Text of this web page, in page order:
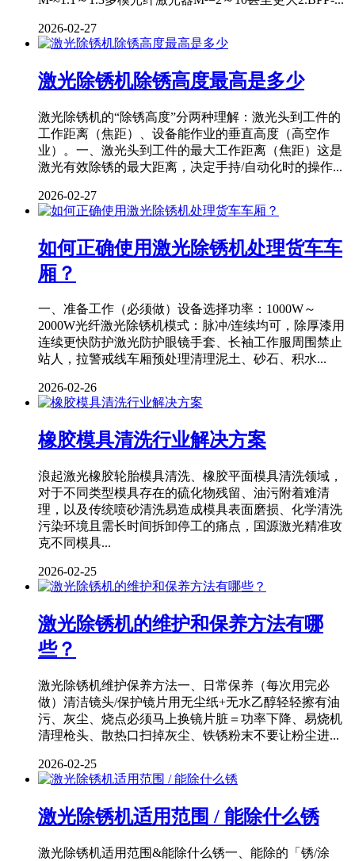
2026-02-27
激光除锈机除锈高度最高是多少
激光除锈机的“除锈高度”分两种理解：激光头到工件的
工作距离（焦距）、设备能作业的垂直高度（高空作
业）。一、激光头到工件的最大工作距离（焦距）这是
激光有效除锈的最大距离，决定手持/自动化时的操作...
2026-02-27
如何正确使用激光除锈机处理货车车
厢？
一、准备工作（必须做）设备选择功率：1000W～
2000W光纤激光除锈机模式：脉冲/连续均可，除厚漆用
连续更快防护激光防护眼镜手套、长袖工作服周围禁止
站人，拉警戒线车厢预处理清理泥土、砂石、积水...
2026-02-26
橡胶模具清洗行业解决方案
浪起激光橡胶轮胎模具清洗、橡胶平面模具清洗领域，
对于不同类型模具存在的硫化物残留、油污附着难清
理，以及传统喷砂清洗易造成模具表面磨损、化学清洗
污染环境且需长时间拆卸停工的痛点，国源激光精准攻
克不同模具...
2026-02-25
激光除锈机的维护和保养方法有哪
些？
激光除锈机维护保养方法一、日常保养（每次用完必
做）清洁镜头/保护镜片用无尘纸+无水乙醇轻轻擦有油
污、灰尘、烧点必须马上换镜片脏＝功率下降、易烧机
清理枪头、散热口扫掉灰尘、铁锈粉末不要让粉尘进...
2026-02-25
激光除锈机适用范围 / 能除什么锈
激光除锈机适用范围&能除什么锈一、能除的「锈/涂